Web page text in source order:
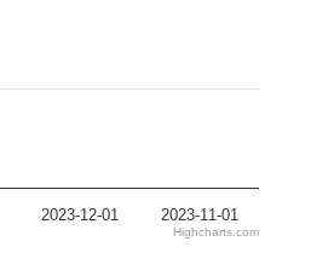
2023-12-01 2023-11-01
Highcharts.com